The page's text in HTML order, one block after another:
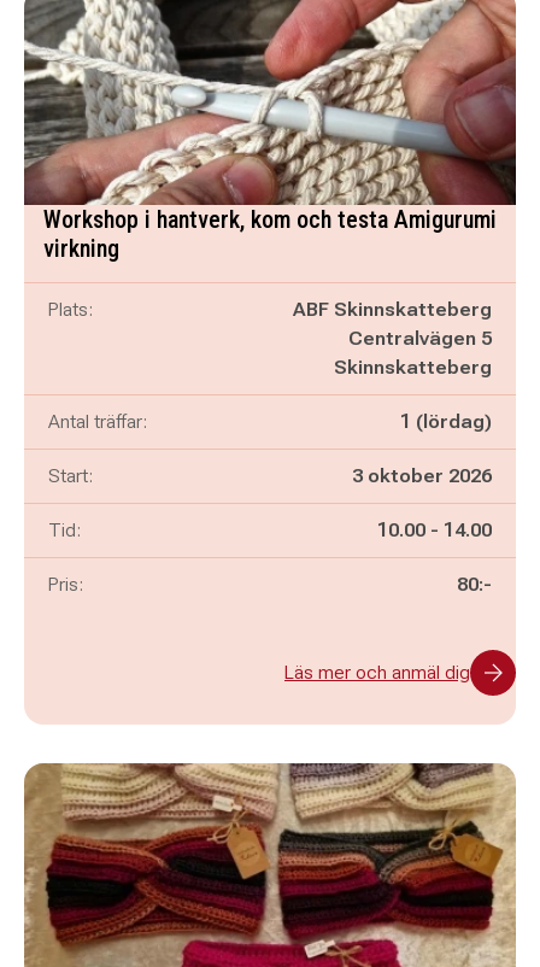
Workshop i hantverk, kom och testa Amigurumi
virkning
Plats:
ABF Skinnskatteberg
Centralvägen 5
Skinnskatteberg
Antal träffar: 1 (lördag)
Start: 3 oktober 2026
Tid: Pågår mellan
10.00 - och
14.00
Pris: 80:-
Läs mer och anmäl dig